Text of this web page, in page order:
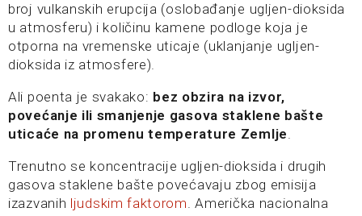
broj vulkanskih erupcija (oslobađanje ugljen-dioksida
u atmosferu) i količinu kamene podloge koja je
otporna na vremenske uticaje (uklanjanje ugljen-
dioksida iz atmosfere).
Ali poenta je svakako: bez obzira na izvor,
povećanje ili smanjenje gasova staklene bašte
uticaće na promenu temperature Zemlje.
Trenutno se koncentracije ugljen-dioksida i drugih
gasova staklene bašte povećavaju zbog emisija
izazvanih ljudskim faktorom. Američka nacionalna